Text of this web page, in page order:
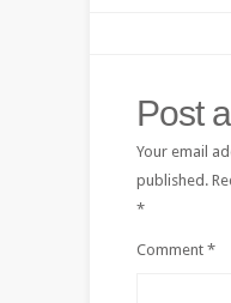
Post
Your email
published.
*
Comment *